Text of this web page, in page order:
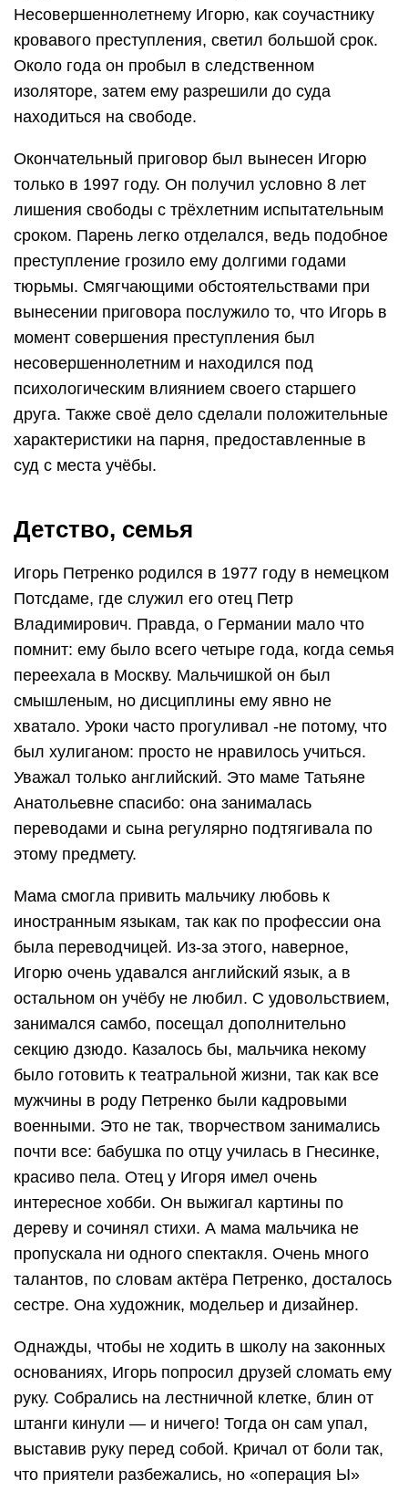
Несовершеннолетнему Игорю, как соучастнику
кровавого преступления, светил большой срок.
Около года он пробыл в следственном
изоляторе, затем ему разрешили до суда
находиться на свободе.
Окончательный приговор был вынесен Игорю
только в 1997 году. Он получил условно 8 лет
лишения свободы с трёхлетним испытательным
сроком. Парень легко отделался, ведь подобное
преступление грозило ему долгими годами
тюрьмы. Смягчающими обстоятельствами при
вынесении приговора послужило то, что Игорь в
момент совершения преступления был
несовершеннолетним и находился под
психологическим влиянием своего старшего
друга. Также своё дело сделали положительные
характеристики на парня, предоставленные в
суд с места учёбы.
Детство, семья
Игорь Петренко родился в 1977 году в немецком
Потсдаме, где служил его отец Петр
Владимирович. Правда, о Германии мало что
помнит: ему было всего четыре года, когда семья
переехала в Москву. Мальчишкой он был
смышленым, но дисциплины ему явно не
хватало. Уроки часто прогуливал -не потому, что
был хулиганом: просто не нравилось учиться.
Уважал только английский. Это маме Татьяне
Анатольевне спасибо: она занималась
переводами и сына регулярно подтягивала по
этому предмету.
Мама смогла привить мальчику любовь к
иностранным языкам, так как по профессии она
была переводчицей. Из-за этого, наверное,
Игорю очень удавался английский язык, а в
остальном он учёбу не любил. С удовольствием,
занимался самбо, посещал дополнительно
секцию дзюдо. Казалось бы, мальчика некому
было готовить к театральной жизни, так как все
мужчины в роду Петренко были кадровыми
военными. Это не так, творчеством занимались
почти все: бабушка по отцу училась в Гнесинке,
красиво пела. Отец у Игоря имел очень
интересное хобби. Он выжигал картины по
дереву и сочинял стихи. А мама мальчика не
пропускала ни одного спектакля. Очень много
талантов, по словам актёра Петренко, досталось
сестре. Она художник, модельер и дизайнер.
Однажды, чтобы не ходить в школу на законных
основаниях, Игорь попросил друзей сломать ему
руку. Собрались на лестничной клетке, блин от
штанги кинули — и ничего! Тогда он сам упал,
выставив руку перед собой. Кричал от боли так,
что приятели разбежались, но «операция Ы»